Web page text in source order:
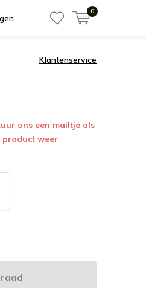
0
Klantenservice
ons een mailtje als
product weer